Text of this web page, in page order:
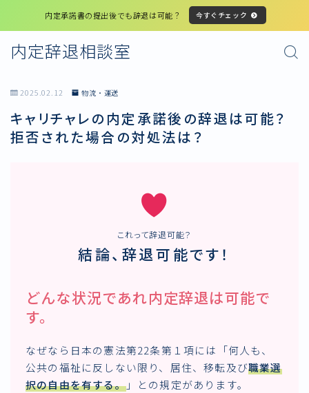
内定承諾書の提出後でも辞退は可能？ 今すぐチェック
内定辞退相談室
2025.02.12 物流・運送
キャリチャレの内定承諾後の辞退は可能？
拒否された場合の対処法は？
これって辞退可能？
結論、辞退可能です！
どんな状況であれ内定辞退は可能で
す。
なぜなら日本の憲法第22条第１項には「何人も、
公共の福祉に反しない限り、居住、移転及び職業選
択の自由を有する。」との規定があります。